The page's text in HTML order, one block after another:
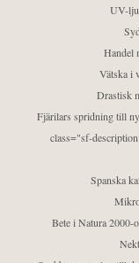
UV-
Handel
Vätska i
Drastisk
Fjärilars spridning till
class="sf-
Spanska
Bete i Natura 2000-